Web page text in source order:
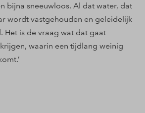
bijna sneeuwloos. Al dat water, dat
wordt vastgehouden en geleidelijk
Het is de vraag wat dat gaat
waarin een tijdlang weinig